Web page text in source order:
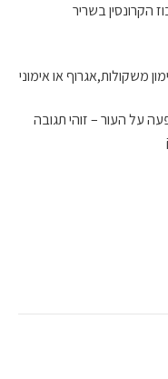
הקרונסין בשריר
משקולות,אגרוף או אימוני
על העור –זוהי תגובה